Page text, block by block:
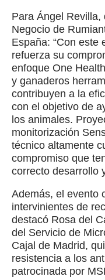
Para Ángel
Negocio de
España: “Con este
refuerza su
enfoque One
y ganaderos
contribuyen a la
con el objetivo de
los animales.
monitorización
técnico altamente
compromiso que
correcto desarrollo
Además, el evento
intervinientes de
destacó Rosa del
del Servicio de
Cajal de Madrid,
resistencia a los
patrocinada por